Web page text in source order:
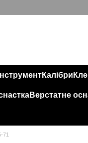
Калібри
Верстатне
71